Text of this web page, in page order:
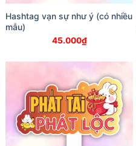
Hashtag vạn sự như ý (có nhiều
mẫu)
45.000₫